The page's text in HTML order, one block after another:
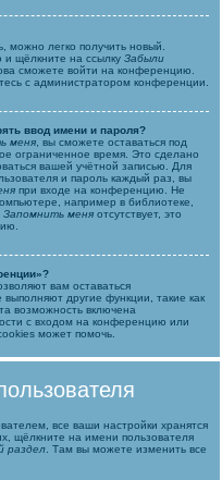
можно легко получить новый.
щёлкните на ссылку Забыли
сможете войти на конференцию.
с администратором конференции.
ввод имени и пароля?
меня , вы сможете оставаться под
ограниченное время. Это сделано
вашей учётной записью. Для
и пароль каждый раз, вы
при входе на конференцию. Не
например в библиотеке,
Запомнить меня отсутствует, это
вам оставаться
другие функции, такие как
возможность включена
с входом на конференцию или
может помочь.
все ваши настройки хранятся
щёлкните на имени пользователя
раздел . Там вы можете изменить все